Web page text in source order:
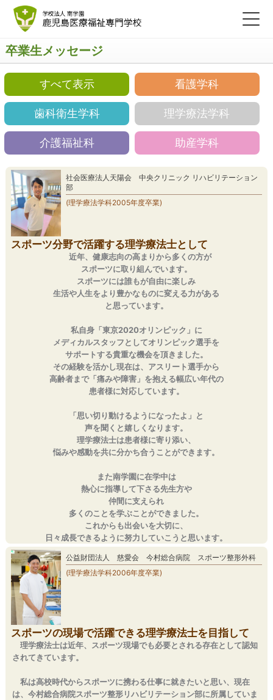
卒業生メッセージ
すべて表示 看護学科
歯科衛生学科 理学療法学科
介護福祉科 助産学科
社会医療法人天陽会 中央クリニック リハビリテーション
部
(理学療法学科2005年度卒業)
スポーツ分野で活躍する理学療法士として
近年、健康志向の高まりから多くの方が
スポーツに取り組んでいます。
スポーツには誰もが自由に楽しみ
生活や人生をより豊かなものに変える力がある
と思っています。
私自身「東京2020オリンピック」に
メディカルスタッフとしてオリンピック選手を
サポートする貴重な機会を頂きました。
その経験を活かし現在は、アスリート選手から
高齢者まで「痛みや障害」を抱える幅広い年代の
患者様に対応しています。
「思い切り動けるようになったよ」と
声を聞くと嬉しくなります。
理学療法士は患者様に寄り添い、
悩みや感動を共に分かち合うことができます。
また南学園に在学中は
熱心に指導して下さる先生方や
仲間に支えられ
多くのことを学ぶことができました。
これからも出会いを大切に、
日々成長できるように努力していこうと思います。
公益財団法人 慈愛会 今村総合病院 スポーツ整形外科
(理学療法学科2006年度卒業)
スポーツの現場で活躍できる理学療法士を目指して
理学療法士は近年、スポーツ現場でも必要とされる存在として認知
されてきています。
私は高校時代からスポーツに携わる仕事に就きたいと思い、現在
は、今村総合病院スポーツ整形リハビリテーション部に所属していま